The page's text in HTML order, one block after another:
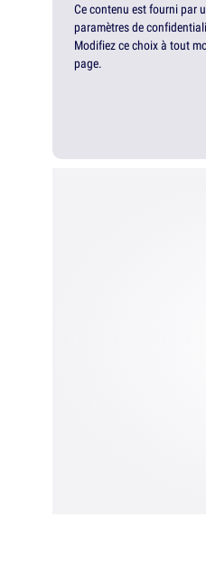
Ce contenu est fourni par
paramètres de
Modifiez ce choix à tout
page.